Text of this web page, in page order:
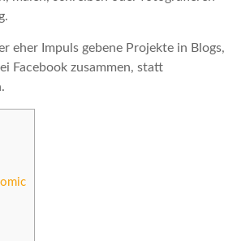
eher Impuls gebene Projekte in Blogs,
Facebook zusammen, statt